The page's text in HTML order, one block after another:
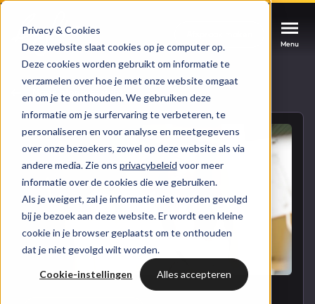
Privacy & Cookies
Deze website slaat cookies op je computer op.
Deze cookies worden gebruikt om informatie te
verzamelen over hoe je met onze website omgaat
en om je te onthouden. We gebruiken deze
informatie om je surfervaring te verbeteren, te
personaliseren en voor analyse en meetgegevens
over onze bezoekers, zowel op deze website als via
andere media. Zie ons privacybeleid voor meer
informatie over de cookies die we gebruiken.
Als je weigert, zal je informatie niet worden gevolgd
bij je bezoek aan deze website. Er wordt een kleine
cookie in je browser geplaatst om te onthouden
dat je niet gevolgd wilt worden.
Cookie-instellingen Alles accepteren
Menu
Menu
HUBSPOT SERVICES
HubSpot implementatie
HubSpot automations
HubSpot integraties
Cases
Branches
Bright
WELKOM BIJ BRIGHT
Inspiratie
Menu
Could not loads results. Please refresh the
page.
Naar blogoverzicht